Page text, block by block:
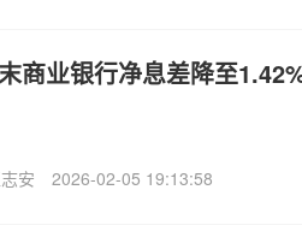
商业银行净息差降至
安 2026-02-05 19:13:58